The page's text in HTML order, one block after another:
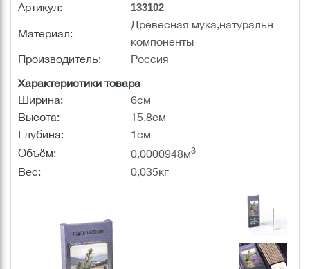
Артикул:
133102
Материал:
Древесная мука,натуральн
компоненты
Производитель:
Россия
Характеристики товара
Ширина:
6см
Высота:
15,8см
Глубина:
1см
Объём:
0,0000948м3
Вес: 0,035кг